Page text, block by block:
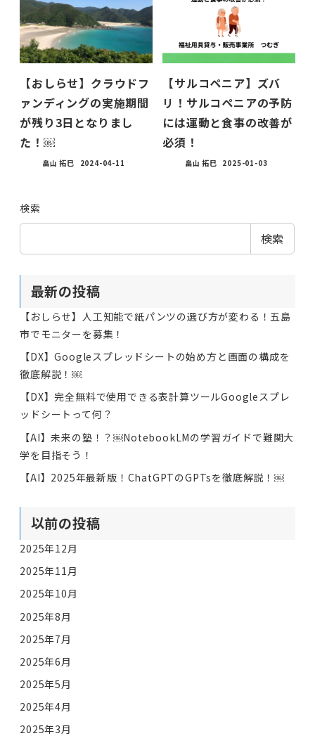
【おしらせ】クラウドフ
ァンディングの実施期間
が残り3日となりまし
た！￼
畠山 拓巳 2024-04-11
【サルコペニア】ズバ
リ！サルコペニアの予防
には運動と食事の改善が
必須！
畠山 拓巳 2025-01-03
検索
検索
最新の投稿
【おしらせ】人工知能で紙パンツの選び方が変わる！五島
市でモニターを募集！
【DX】Googleスプレッドシートの始め方と画面の構成を
徹底解説！￼
【DX】完全無料で使用できる表計算ツールGoogleスプレ
ッドシートって何？
【AI】未来の塾！？￼NotebookLMの学習ガイドで難関大
学を目指そう！
【AI】2025年最新版！ChatGPTのGPTsを徹底解説！￼
以前の投稿
2025年12月
2025年11月
2025年10月
2025年8月
2025年7月
2025年6月
2025年5月
2025年4月
2025年3月